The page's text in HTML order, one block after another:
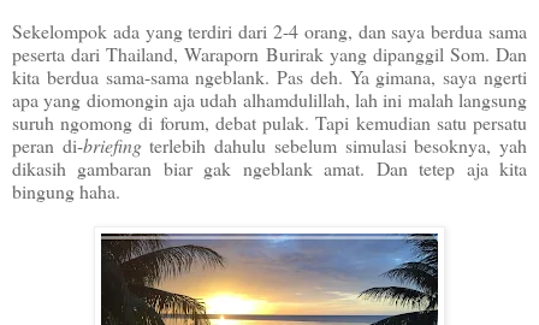
Sekelompok ada yang terdiri dari 2-4 orang, dan saya berdua sama
peserta dari Thailand, Waraporn Burirak yang dipanggil Som. Dan
kita berdua sama-sama ngeblank. Pas deh. Ya gimana, saya ngerti
apa yang diomongin aja udah alhamdulillah, lah ini malah langsung
suruh ngomong di forum, debat pulak. Tapi kemudian satu persatu
peran di-briefingterlebih dahulu sebelum simulasi besoknya, yah
dikasih gambaran biar gak ngeblank amat. Dan tetep aja kita
bingung haha.